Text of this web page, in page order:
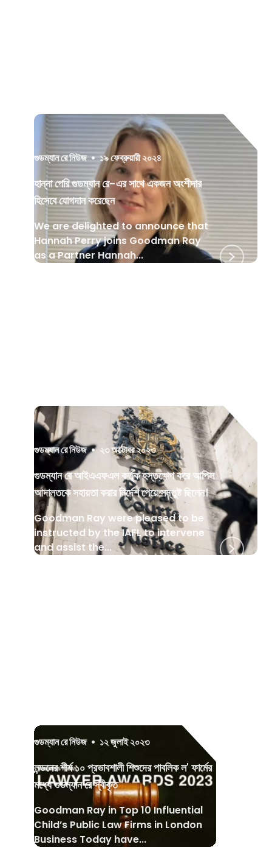
গুডম্যান রে নিউজ•১৯ ফেব্রুয়ারী ২০২৪
হান্না পেরি গুডম্যান রে-এর সাথে একজন অংশীদার
হিসেবে যোগদান করেছেন
We are delighted to announce that
Hannah Perry joins Goodman Ray
as a Partner Hannah...
গুডম্যান রে নিউজ• ২৩ অক্টোবর ২০২৩
গুডম্যান রে আইএএফএল কর্তৃক হস্তক্ষেপ করে আপিল
আদালতকে সহায়তা করার নির্দেশ পেয়ে সন্তুষ্ট ছিলেন।
Goodman Ray were pleased to be
instructed by the IAFL to intervene
and assist the...
গুডম্যান রে নিউজ • ১২ জুলাই ২০২৩
লন্ডনের শীর্ষ ১০ প্রভাবশালী শিশুদের পাবলিক ল' ফার্মের
মধ্যে গুডম্যান রে স্বীকৃত
Goodman Ray in Top 10 Influential
Child’s Public Law Firms in London
Business Today have...